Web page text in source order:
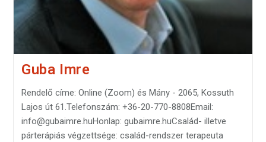
Guba Imre
Rendelő címe: Online (Zoom) és Mány - 2065, Kossuth
Lajos út 61.Telefonszám: +36-20-770-8808Email:
info@gubaimre.huHonlap: gubaimre.huCsalád- illetve
párterápiás végzettsége: család-rendszer terapeuta